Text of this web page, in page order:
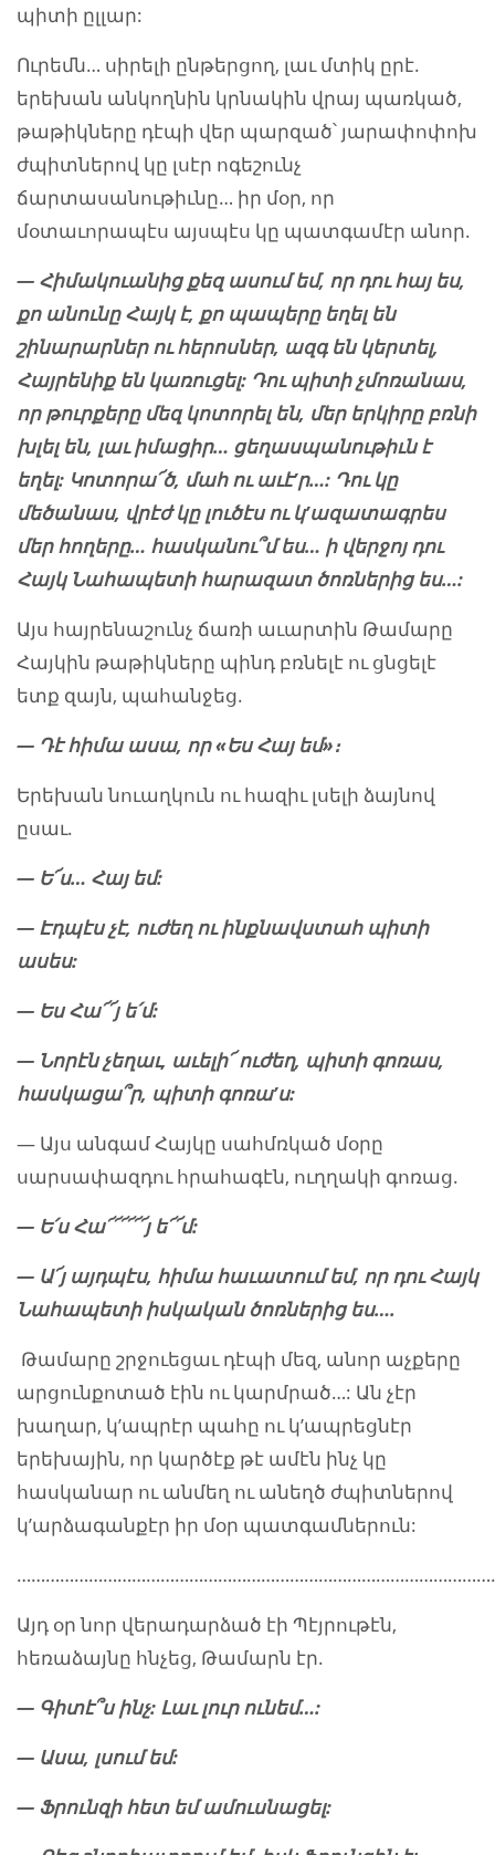
պիտի ըլլար:
Ուրեմն… սիրելի ընթերցող, լաւ մտիկ ըրէ.
երեխան անկողնին կրնակին վրայ պառկած,
թաթիկները դէպի վեր պարզած՝ յարափոփոխ
ժպիտներով կը լսէր ոգեշունչ
ճարտասանութիւնը… իր մօր, որ
մօտաւորապէս այսպէս կը պատգամէր անոր.
— Հիմակուանից քեզ ասում եմ, որ դու հայ ես,
քո անունը Հայկ է, քո պապերը եղել են
շինարարներ ու հերոսներ, ազգ են կերտել,
Հայրենիք են կառուցել: Դու պիտի չմոռանաս,
որթուրքերը մեզ կոտորել են, մեր երկիրը բռնի
խլել են, լաւ իմացիր… ցեղասպանութիւն է
եղել: Կոտորա՜ծ, մահ ու աւէ’ր…: Դու կը
մեծանաս, վրէժ կը լուծէս ու կ’ազատագրես
մեր հողերը… հասկանու՞մ ես… ի վերջոյ դու
Հայկ Նահապետի հարազատ ծոռներից ես…:
Այս հայրենաշունչ ճառի աւարտին Թամարը
Հայկին թաթիկները պինդ բռնելէ ու ցնցելէ
ետք զայն, պահանջեց.
— Դէ հիմա ասա, որ«Ես Հայ եմ»։
Երեխան նուաղկուն ու հազիւ լսելի ձայնով
ըսաւ.
— Ե՜ս… Հայ եմ:
— Էդպէս չէ, ուժեղ ու ինքնավստահ պիտի
ասես:
— Ես Հա՜՜յ ե՛մ:
— Նորէն չեղաւ, աւելի՜ ուժեղ, պիտի գոռաս,
հասկացա՞ր, պիտի գոռա’ս:
— Այս անգամ Հայկը սահմռկած մօրը
սարսափազդու հրահագէն, ուղղակի գոռաց.
— Ե՛ս Հա՜՜՜՜՜՜յ ե՜՜մ:
— Ա՜յ այդպէս, հիմա հաւատում եմ, որ դու Հայկ
Նահապետի իսկական ծոռներից ես….
Թամարը շրջուեցաւ դէպի մեզ, անոր աչքերը
արցունքոտած էին ու կարմրած…: Ան չէր
խաղար, կ’ապրէր պահը ու կ’ապրեցնէր
երեխային, որ կարծէք թէ ամէն ինչ կը
հասկանար ու անմեղ ու անեղծ ժպիտներով
կ’արձագանքէր իր մօր պատգամներուն:
Այդ օր նոր վերադարձած էի Պէյրութէն,
հեռաձայնը հնչեց, Թամարն էր.
— Գիտէ՞սինչ: Լաւ լուր ունեմ…:
— Ասա, լսում եմ:
— Ֆրունզի հետ եմ ամուսնացել: